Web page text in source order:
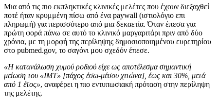
Μια από τις πιο εκπληκτικές κλινικές μελέτες που έχουν διεξαχθεί
ποτέ ήταν κρυμμένη πίσω από ένα paywall (ιστιολόγιο επι
πληρωμή) για περισσότερο από μια δεκαετία. Όταν έπεσα για
πρώτη φορά πάνω σε αυτό το κλινικό μαργαριτάρι πριν από δύο
χρόνια, με τη μορφή της περίληψης δημοσιοποιημένου ευρετηρίου
στο pubmed.gov, το σαγόνι μου σχεδόν έπεσε.
«Η κατανάλωση χυμού ροδιού είχε ως αποτέλεσμα σημαντική
μείωση του «IMT» [πάχος έσω-μέσου χιτώνα], έως και 30%, μετά
από 1 έτος», αναφέρει η πιο εντυπωσιακή πρόταση στην περίληψη
της μελέτης.